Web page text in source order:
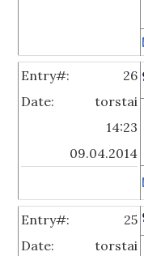
Entry#:
26
Date:
torstai
14:23
09.04.2014
Entry#:
25
Date:
torstai